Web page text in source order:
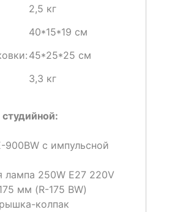
2,5 кг
40*15*19 см
45*25*25 см
3,3 кг
900BW с импульсной
лампа 250W E27 220V
мм (R-175 BW)
колпак